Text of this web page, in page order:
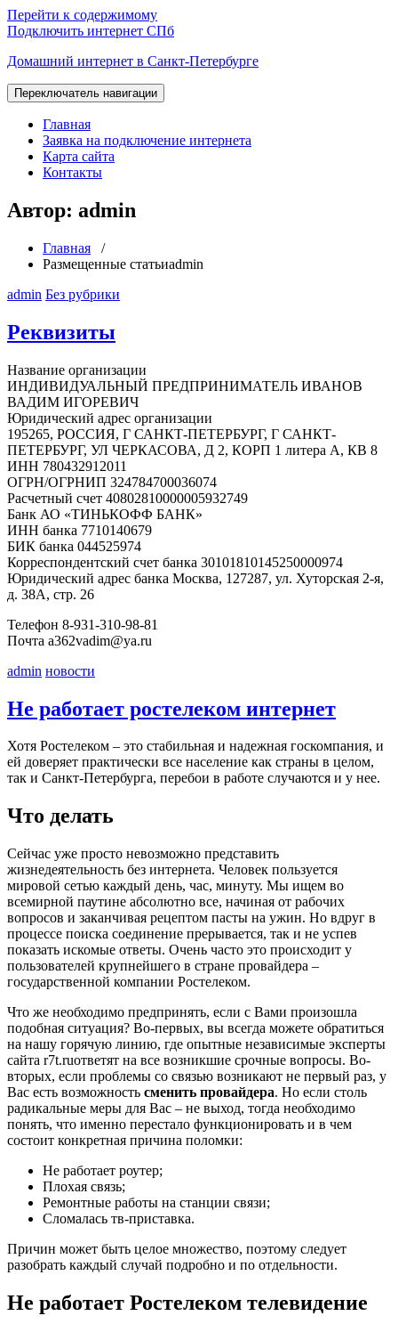
Перейти к содержимому
Подключить интернет СПб
Домашний интернет в Санкт-Петербурге
Переключатель навигации
Главная
Заявка на подключение интернета
Карта сайта
Контакты
Автор: admin
Главная /
Размещенные статьиadmin
admin Без рубрики
Реквизиты
Название организации
ИНДИВИДУАЛЬНЫЙ ПРЕДПРИНИМАТЕЛЬ ИВАНОВ
ВАДИМ ИГОРЕВИЧ
Юридический адрес организации
195265, РОССИЯ, Г САНКТ-ПЕТЕРБУРГ, Г САНКТ-
ПЕТЕРБУРГ, УЛ ЧЕРКАСОВА, Д 2, КОРП 1 литера А, КВ 8
ИНН 780432912011
ОГРН/ОГРНИП 324784700036074
Расчетный счет 40802810000005932749
Банк АО «ТИНЬКОФФ БАНК»
ИНН банка 7710140679
БИК банка 044525974
Корреспондентский счет банка 30101810145250000974
Юридический адрес банка Москва, 127287, ул. Хуторская 2-я,
д. 38А, стр. 26
Телефон 8-931-310-98-81
Почта a362vadim@ya.ru
admin новости
Не работает ростелеком интернет
Хотя Ростелеком – это стабильная и надежная госкомпания, и
ей доверяет практически все население как страны в целом,
так и Санкт-Петербурга, перебои в работе случаются и у нее.
Что делать
Сейчас уже просто невозможно представить
жизнедеятельность без интернета. Человек пользуется
мировой сетью каждый день, час, минуту. Мы ищем во
всемирной паутине абсолютно все, начиная от рабочих
вопросов и заканчивая рецептом пасты на ужин. Но вдруг в
процессе поиска соединение прерывается, так и не успев
показать искомые ответы. Очень часто это происходит у
пользователей крупнейшего в стране провайдера –
государственной компании Ростелеком.
Что же необходимо предпринять, если с Вами произошла
подобная ситуация? Во-первых, вы всегда можете обратиться
на нашу горячую линию, где опытные независимые эксперты
сайта r7t.ruответят на все возникшие срочные вопросы. Во-
вторых, если проблемы со связью возникают не первый раз, у
Вас есть возможность сменить провайдера. Но если столь
радикальные меры для Вас – не выход, тогда необходимо
понять, что именно перестало функционировать и в чем
состоит конкретная причина поломки:
Не работает роутер;
Плохая связь;
Ремонтные работы на станции связи;
Сломалась тв-приставка.
Причин может быть целое множество, поэтому следует
разобрать каждый случай подробно и по отдельности.
Не работает Ростелеком телевидение